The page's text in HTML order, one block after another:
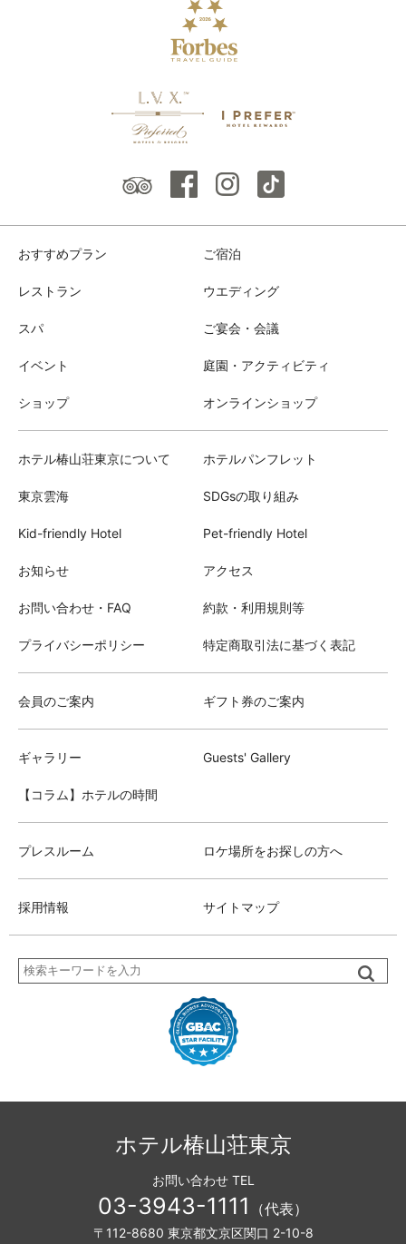
おすすめプラン ご宿泊
レストラン ウエディング
スパ ご宴会・会議
イベント 庭園・アクティビティ
ショップ オンラインショップ
ホテル椿山荘東京について ホテルパンフレット
東京雲海 SDGsの取り組み
Kid-friendly Hotel Pet-friendly Hotel
お知らせ アクセス
お問い合わせ・FAQ 約款・利用規則等
プライバシーポリシー 特定商取引法に基づく表記
会員のご案内 ギフト券のご案内
ギャラリー Guests' Gallery
【コラム】ホテルの時間
プレスルーム ロケ場所をお探しの方へ
採用情報 サイトマップ
ホテル椿山荘東京
〒112-8680 東京都文京区関口 2-10-8
お問い合わせ TEL
03-3943-1111 （代表）